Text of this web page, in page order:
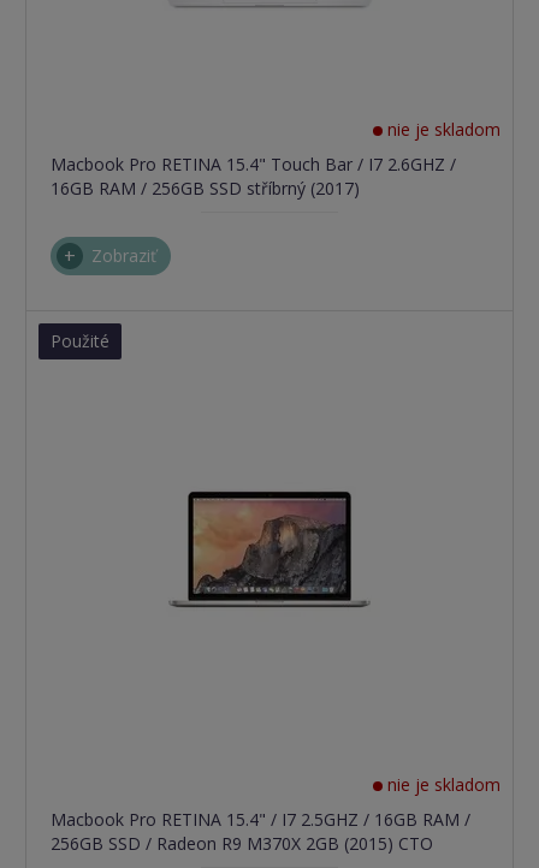
nie je skladom
Macbook Pro RETINA 15.4" Touch Bar / I7 2.6GHZ /
16GB RAM / 256GB SSD stříbrný (2017)
Zobraziť
Použité
nie je skladom
Macbook Pro RETINA 15.4" / I7 2.5GHZ / 16GB RAM /
256GB SSD / Radeon R9 M370X 2GB (2015) CTO